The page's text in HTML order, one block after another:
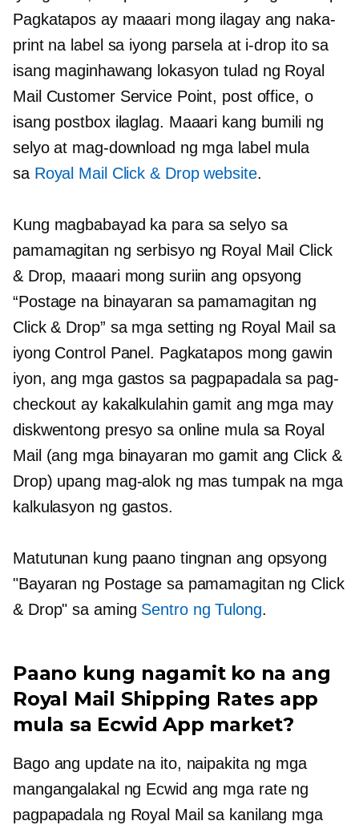
Pagkatapos ay maaari mong ilagay ang naka-
print na label sa iyong parsela at i-drop ito sa
isang maginhawang lokasyon tulad ng Royal
Mail Customer Service Point, post office, o
isang postbox ilaglag. Maaari kang bumili ng
selyo at mag-download ng mga label mula
sa Royal Mail Click & Drop website.
Kung magbabayad ka para sa selyo sa
pamamagitan ng serbisyo ng Royal Mail Click
& Drop, maaari mong suriin ang opsyong
“Postage na binayaran sa pamamagitan ng
Click & Drop” sa mga setting ng Royal Mail sa
iyong Control Panel. Pagkatapos mong gawin
iyon, ang mga gastos sa pagpapadala sa pag-
checkout ay kakalkulahin gamit ang mga may
diskwentong presyo sa online mula sa Royal
Mail (ang mga binayaran mo gamit ang Click &
Drop) upang mag-alok ng mas tumpak na mga
kalkulasyon ng gastos.
Matutunan kung paano tingnan ang opsyong
"Bayaran ng Postage sa pamamagitan ng Click
& Drop" sa aming Sentro ng Tulong.
Paano kung nagamit ko na ang
Royal Mail Shipping Rates app
mula sa Ecwid App market?
Bago ang update na ito, naipakita ng mga
mangangalakal ng Ecwid ang mga rate ng
pagpapadala ng Royal Mail sa kanilang mga